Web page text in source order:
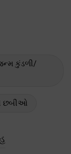
કુંડળી/
છબીઓ